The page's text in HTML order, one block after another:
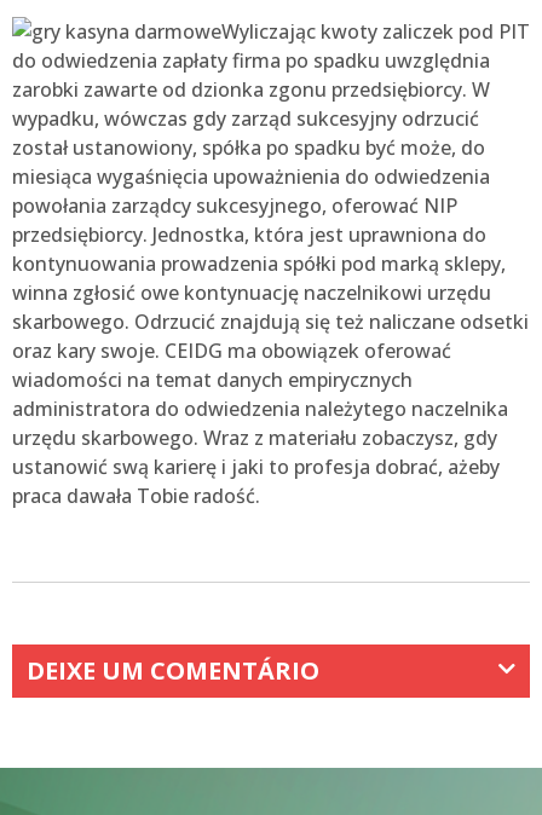
Wyliczając kwoty zaliczek pod PIT
do odwiedzenia zapłaty firma po spadku uwzględnia
zarobki zawarte od dzionka zgonu przedsiębiorcy. W
wypadku, wówczas gdy zarząd sukcesyjny odrzucić
został ustanowiony, spółka po spadku być może, do
miesiąca wygaśnięcia upoważnienia do odwiedzenia
powołania zarządcy sukcesyjnego, oferować NIP
przedsiębiorcy. Jednostka, która jest uprawniona do
kontynuowania prowadzenia spółki pod marką sklepy,
winna zgłosić owe kontynuację naczelnikowi urzędu
skarbowego. Odrzucić znajdują się też naliczane odsetki
oraz kary swoje. CEIDG ma obowiązek oferować
wiadomości na temat danych empirycznych
administratora do odwiedzenia należytego naczelnika
urzędu skarbowego. Wraz z materiału zobaczysz, gdy
ustanowić swą karierę i jaki to profesja dobrać, ażeby
praca dawała Tobie radość.
DEIXE UM COMENTÁRIO